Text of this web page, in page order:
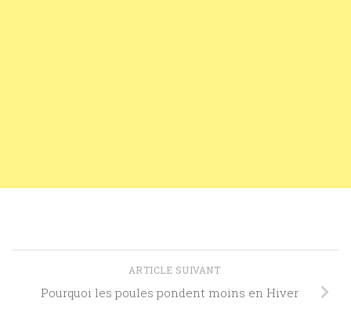
ARTICLE SUIVANT
Pourquoi les poules pondent moins en Hiver